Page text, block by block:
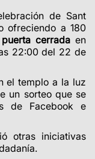
de Sant
ofreciendo a 180
cerrada en
22:00 del 22 de
el templo a la luz
un sorteo que se
de Facebook e
otras iniciativas